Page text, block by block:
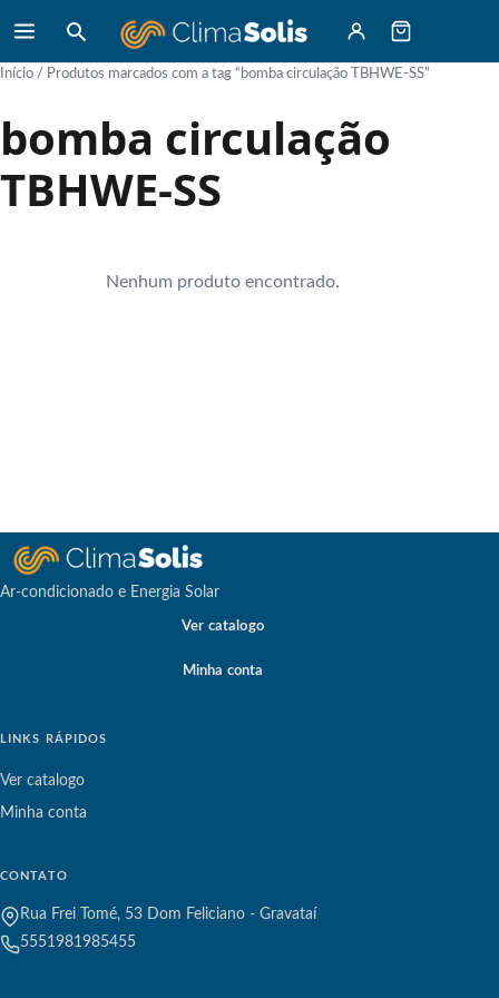
Início / Produtos marcados com a tag “bomba circulação TBHWE-SS”
bomba circulação
TBHWE-SS
Nenhum produto encontrado.
Ar-condicionado e Energia Solar
Ver catalogo
Minha conta
LINKS RÁPIDOS
Ver catalogo
Minha conta
CONTATO
Rua Frei Tomé, 53 Dom Feliciano - Gravataí
5551981985455